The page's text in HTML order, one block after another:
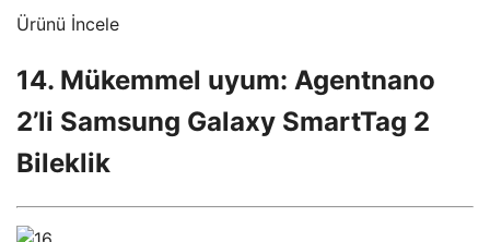
Ürünü İncele
14. Mükemmel uyum: Agentnano
2’li Samsung Galaxy SmartTag 2
Bileklik